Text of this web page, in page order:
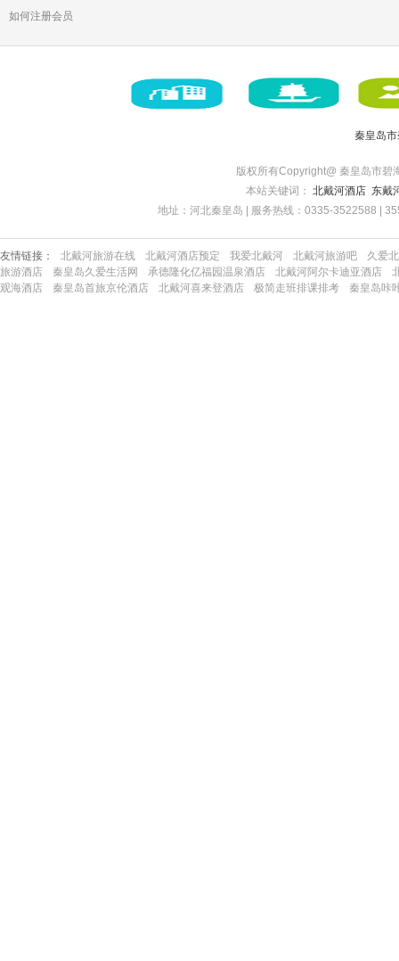
如何注册会员
秦皇岛
版权所有Copyright@ 秦皇岛市
本站关键词： 北戴河酒店 东戴
地址：河北秦皇岛 | 服务热线：0335-3522588 |
友情链接： 北戴河旅游在线 北戴河酒店预定 我爱北戴河 北戴河旅游吧
久爱
旅游酒店
秦皇岛久爱生活网 承德隆化亿福园温泉酒店 北戴河阿尔卡迪亚酒店
观海酒店
秦皇岛首旅京伦酒店 北戴河喜来登酒店 极简走班排课排考 秦皇岛咔